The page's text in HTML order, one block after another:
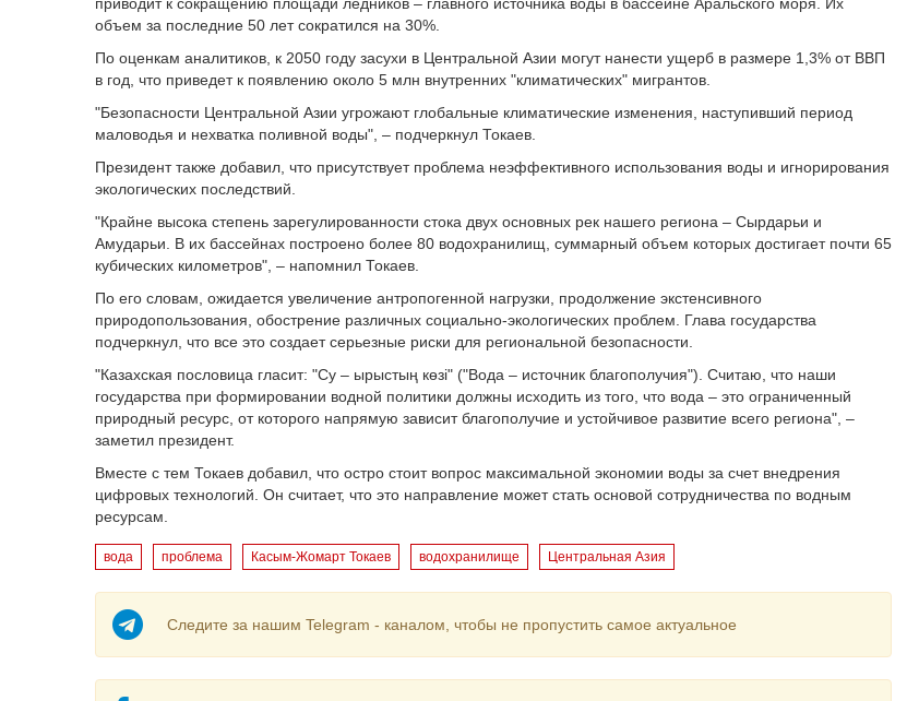
объем за последние 50 лет сократился на 30%.
По оценкам аналитиков, к 2050 году засухи в Центральной Азии могут нанести ущерб в размере 1,3% от ВВП
в год, что приведет к появлению около 5 млн внутренних "климатических" мигрантов.
"Безопасности Центральной Азии угрожают глобальные климатические изменения, наступивший период
маловодья и нехватка поливной воды", – подчеркнул Токаев.
Президент также добавил, что присутствует проблема неэффективного использования воды и игнорирования
экологических последствий.
"Крайне высока степень зарегулированности стока двух основных рек нашего региона – Сырдарьи и
Амударьи. В их бассейнах построено более 80 водохранилищ, суммарный объем которых достигает почти 65
кубических километров", – напомнил Токаев.
По его словам, ожидается увеличение антропогенной нагрузки, продолжение экстенсивного
природопользования, обострение различных социально-экологических проблем. Глава государства
подчеркнул, что все это создает серьезные риски для региональной безопасности.
"Казахская пословица гласит: "Су – ырыстың көзі" ("Вода – источник благополучия"). Считаю, что наши
государства при формировании водной политики должны исходить из того, что вода – это ограниченный
природный ресурс, от которого напрямую зависит благополучие и устойчивое развитие всего региона", –
заметил президент.
Вместе с тем Токаев добавил, что остро стоит вопрос максимальной экономии воды за счет внедрения
цифровых технологий. Он считает, что это направление может стать основой сотрудничества по водным
ресурсам.
вода проблема Касым-Жомарт Токаев водохранилище Центральная Азия
Следите за нашим Telegram - каналом, чтобы не пропустить самое актуальное